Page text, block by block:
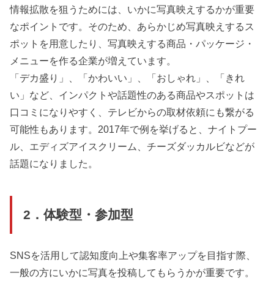
情報拡散を狙うためには、いかに写真映えするかが重要
なポイントです。そのため、あらかじめ写真映えするス
ポットを用意したり、写真映えする商品・パッケージ・
メニューを作る企業が増えています。
「デカ盛り」、「かわいい」、「おしゃれ」、「きれ
い」など、インパクトや話題性のある商品やスポットは
口コミになりやすく、テレビからの取材依頼にも繋がる
可能性もあります。2017年で例を挙げると、ナイトプー
ル、エディズアイスクリーム、チーズダッカルビなどが
話題になりました。
2．体験型・参加型
SNSを活用して認知度向上や集客率アップを目指す際、
一般の方にいかに写真を投稿してもらうかが重要です。